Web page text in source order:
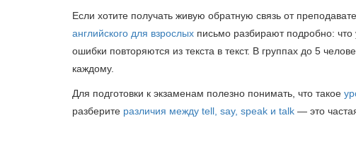
Если хотите получать живую обратную связь от
английского для взрослых письмо разбирают подробно: что
ошибки повторяются из текста в текст. В группах до 5
каждому.
Для подготовки к экзаменам полезно понимать, что такое
разберите различия между tell, say, speak и talk — это